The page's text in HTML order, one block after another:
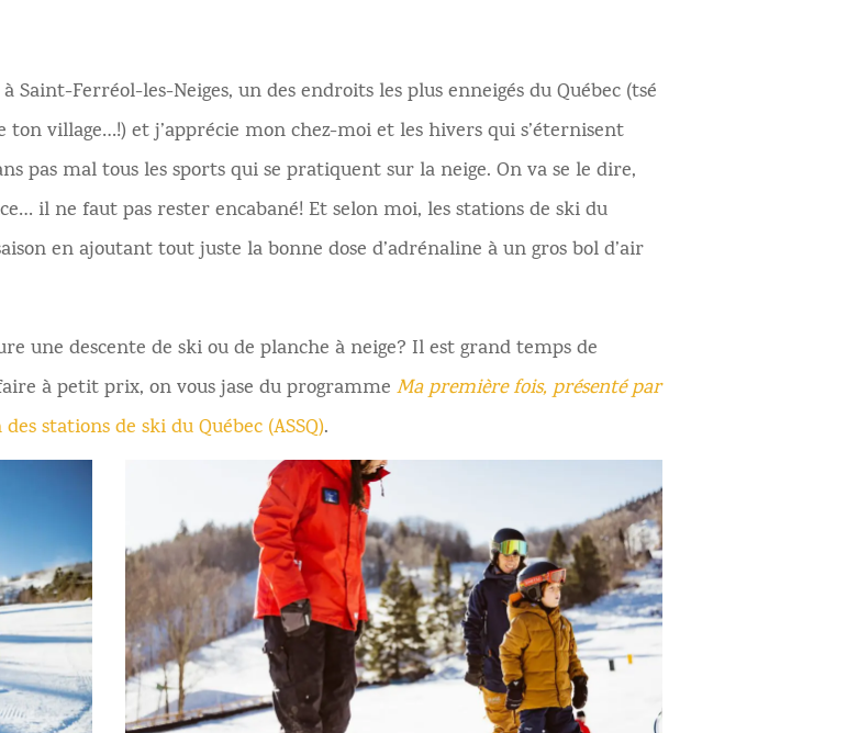
Saint-Ferréol-les-Neiges, un des endroits les plus enneigés du Québec (tsé
village…!) et j’apprécie mon chez-moi et les hivers qui s’éternisent
pas mal tous les sports qui se pratiquent sur la neige. On va se le dire,
il ne faut pas rester encabané! Et selon moi, les stations de ski du
en ajoutant tout juste la bonne dose d’adrénaline à un gros bol d’air
une descente de ski ou de planche à neige? Il est grand temps de
à petit prix, on vous jase du programme Ma première fois, présenté par
stations de ski du Québec (ASSQ).